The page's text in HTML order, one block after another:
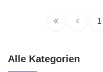
1
Alle Kategorien